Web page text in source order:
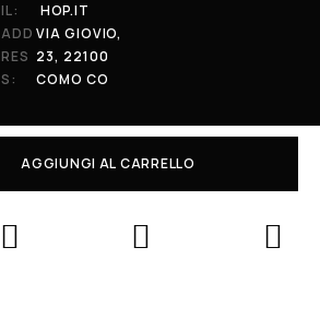
AGGIUNGI AL CARRELLO
IL:
HOP.IT
ADD
RES
S:
VIA GIOVIO,
23, 22100
COMO CO